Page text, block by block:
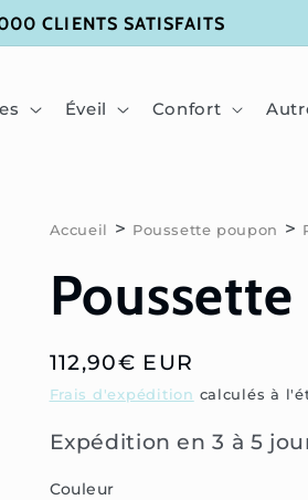
000 CLIENTS SATISFAITS
Éveil Confort
Accueil > Poussette poupon >
Prix
habituel
112,90€ EUR
Frais d'expédition calculés à
Expédition en 3 à 5
Couleur